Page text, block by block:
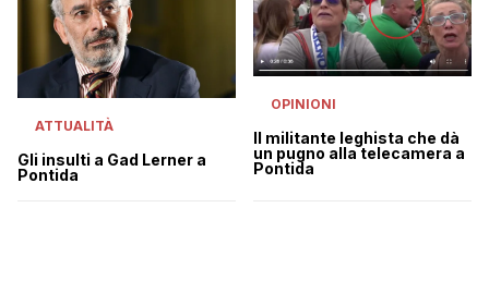
ATTUALITÀ
Gli insulti a Gad Lerner a
Pontida
OPINIONI
Il militante leghista che dà
un pugno alla telecamera a
Pontida